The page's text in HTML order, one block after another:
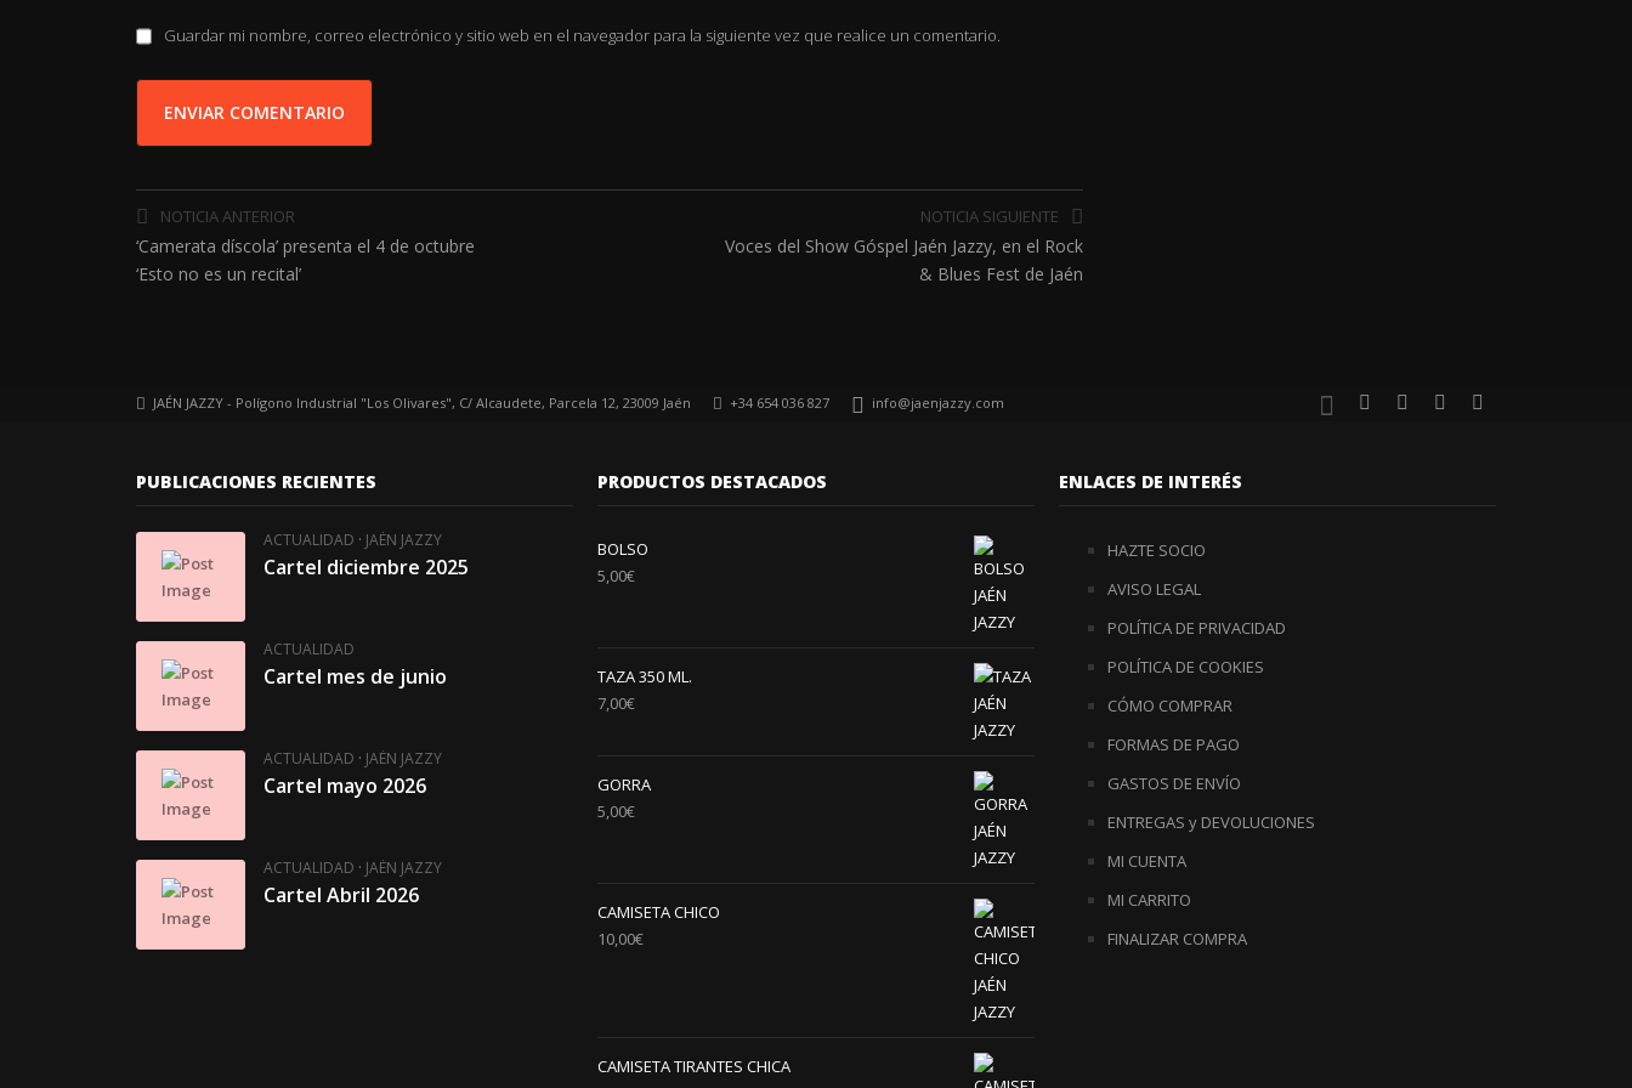
Guardar mi nombre, correo electrónico y sitio web en el navegador para la siguiente vez que realice un comentario.
NOTICIA ANTERIOR
‘Camerata díscola’ presenta el 4 de octubre
‘Esto no es un recital’
NOTICIA SIGUIENTE
Voces del Show Góspel Jaén Jazzy, en el Rock
& Blues Fest de Jaén
JAÉN JAZZY - Polígono Industrial "Los Olivares", C/ Alcaudete, Parcela 12, 23009 Jaén +34 654 036 827 info@jaenjazzy.com
PUBLICACIONES RECIENTES
ACTUALIDAD · JAÉN JAZZY
Cartel diciembre 2025
ACTUALIDAD
Cartel mes de junio
ACTUALIDAD · JAÉN JAZZY
Cartel mayo 2026
ACTUALIDAD · JAÉN JAZZY
Cartel Abril 2026
PRODUCTOS DESTACADOS
BOLSO
5,00€
TAZA 350 ML.
7,00€
GORRA
5,00€
CAMISETA CHICO
10,00€
CAMISETA TIRANTES CHICA
ENLACES DE INTERÉS
HAZTE SOCIO
AVISO LEGAL
POLÍTICA DE PRIVACIDAD
POLÍTICA DE COOKIES
CÓMO COMPRAR
FORMAS DE PAGO
GASTOS DE ENVÍO
ENTREGAS y DEVOLUCIONES
MI CUENTA
MI CARRITO
FINALIZAR COMPRA